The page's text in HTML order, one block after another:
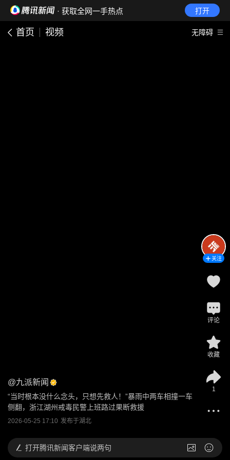
· 获取全网一手热点 打开
首页 视频 无障碍
@九派新闻
“当时根本没什么念头，只想先救人！”暴雨中两车相撞一车
侧翻，浙江湖州戒毒民警上班路过果断救援
2026-05-25 17:10 发布于湖北
关注
评论
收藏
1
打开腾讯新闻客户端说两句